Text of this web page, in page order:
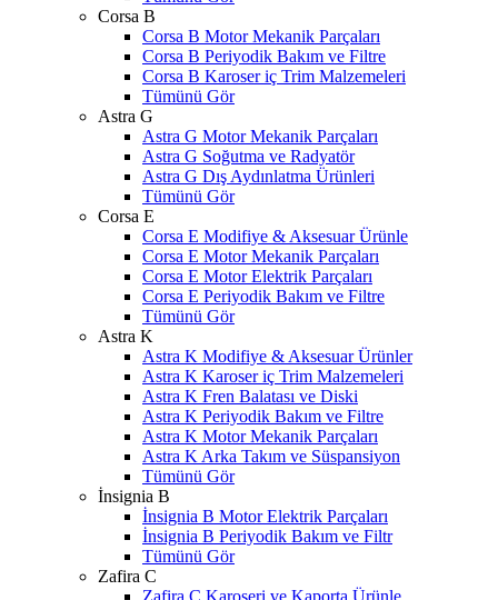
Corsa B
Corsa B Motor Mekanik Parçaları
Corsa B Periyodik Bakım ve Filtre
Corsa B Karoser iç Trim Malzemeleri
Tümünü Gör
Astra G
Astra G Motor Mekanik Parçaları
Astra G Soğutma ve Radyatör
Astra G Dış Aydınlatma Ürünleri
Tümünü Gör
Corsa E
Corsa E Modifiye & Aksesuar Ürünle
Corsa E Motor Mekanik Parçaları
Corsa E Motor Elektrik Parçaları
Corsa E Periyodik Bakım ve Filtre
Tümünü Gör
Astra K
Astra K Modifiye & Aksesuar Ürünler
Astra K Karoser iç Trim Malzemeleri
Astra K Fren Balatası ve Diski
Astra K Periyodik Bakım ve Filtre
Astra K Motor Mekanik Parçaları
Astra K Arka Takım ve Süspansiyon
Tümünü Gör
İnsignia B
İnsignia B Motor Elektrik Parçaları
İnsignia B Periyodik Bakım ve Filtr
Tümünü Gör
Zafira C
Zafira C Karoseri ve Kaporta Ürünle